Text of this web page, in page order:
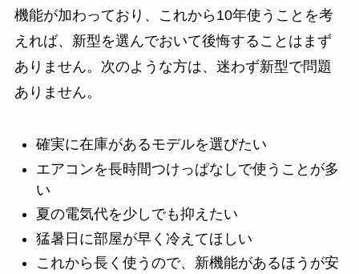
機能が加わっており、これから10年使うことを考
えれば、新型を選んでおいて後悔することはまず
ありません。次のような方は、迷わず新型で問題
ありません。
確実に在庫があるモデルを選びたい
エアコンを長時間つけっぱなしで使うことが多
い
夏の電気代を少しでも抑えたい
猛暑日に部屋が早く冷えてほしい
これから長く使うので、新機能があるほうが安